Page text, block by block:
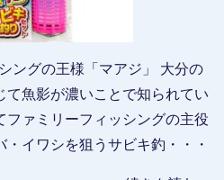
ングの王様「マアジ」 大分の
て魚影が濃いことで知られてい
ファミリーフィッシングの主役
イワシを狙うサビキ釣・・・